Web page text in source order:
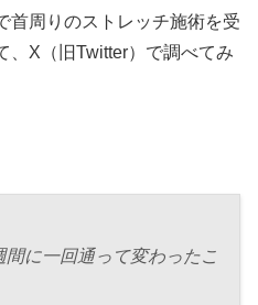
首周りのストレッチ施術を受
、X（旧Twitter）で調べてみ
間に一回通って変わったこ